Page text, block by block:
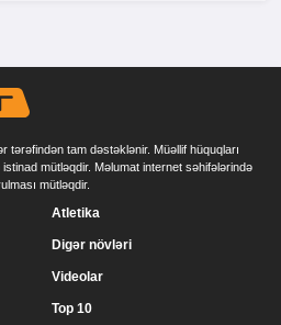
tərəfindən tam dəstəklənir. Müəllif hüquqları
mütləqdir. Məlumat internet səhifələrində
mütləqdir.
Atletika
Digər növləri
Videolar
Top 10